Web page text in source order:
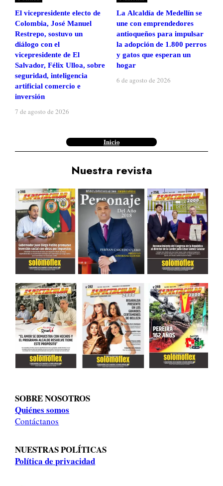
El vicepresidente electo de
Colombia, José Manuel
Restrepo, sostuvo un
diálogo con el
vicepresidente de El
Salvador, Félix Ulloa, sobre
seguridad, inteligencia
artificial comercio e
inversión
7 de agosto de 2026
La Alcaldía de Medellín se
une con emprendedores
antioqueños para impulsar
la adopción de 1.800 perros
y gatos que esperan un
hogar
6 de agosto de 2026
Inicio
Nuestra revista
SOBRE NOSOTROS
Quiénes somos
Contáctanos
NUESTRAS POLÍTICAS
Política de privacidad